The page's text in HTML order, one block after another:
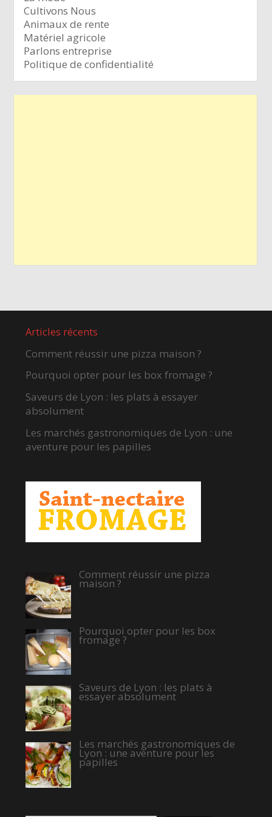
Cultivons Nous
Animaux de rente
Matériel agricole
Parlons entreprise
Politique de confidentialité
Articles récents
Comment réussir une pizza maison ?
Pourquoi opter pour les box fromage ?
Saveurs de Lyon : les plats à essayer
absolument
Les marchés gastronomiques de Lyon : une
aventure pour les papilles
Comment réussir une pizza
maison ?
Pourquoi opter pour les box
fromage ?
Saveurs de Lyon : les plats à
essayer absolument
Les marchés gastronomiques de
Lyon : une aventure pour les
papilles